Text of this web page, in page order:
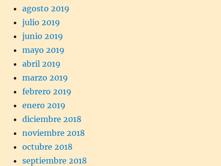
agosto 2019
julio 2019
junio 2019
mayo 2019
abril 2019
marzo 2019
febrero 2019
enero 2019
diciembre 2018
noviembre 2018
octubre 2018
septiembre 2018